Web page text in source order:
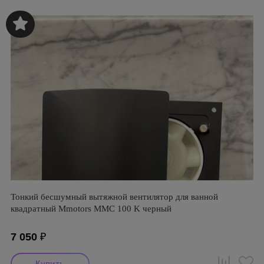
Тонкий бесшумный вытяжной вентилятор для ванной
квадратный Mmotors ММC 100 K черный
7 050 ₽